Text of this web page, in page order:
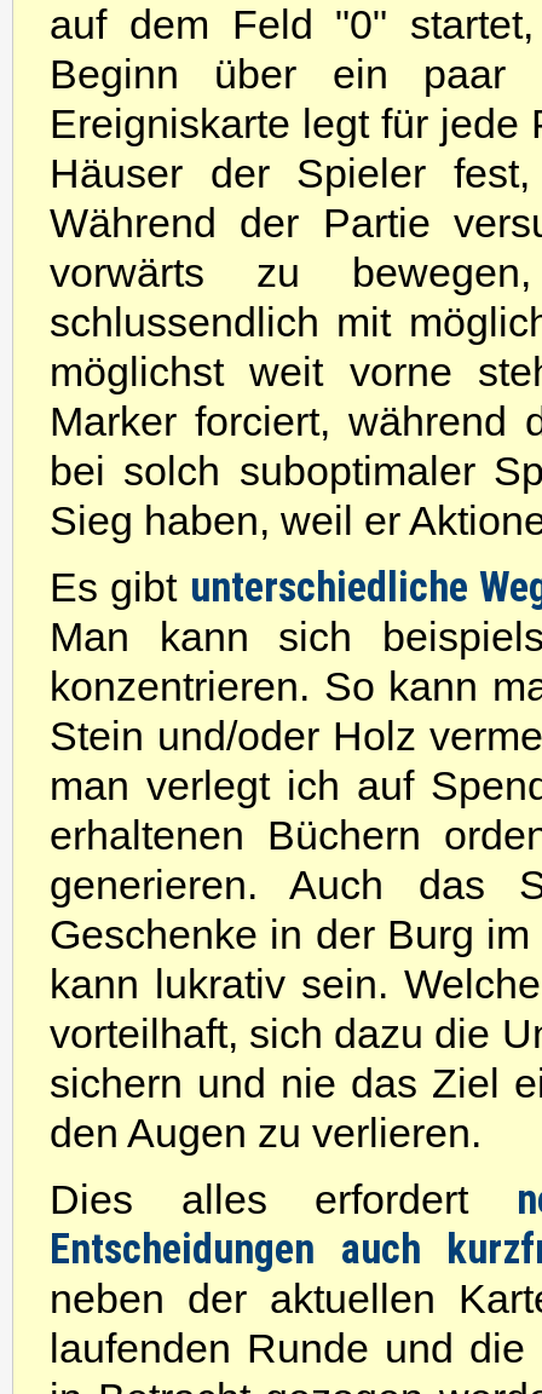
auf dem Feld "0"
Beginn über ein paar
Ereigniskarte legt für jede
Häuser der Spieler
Während der Partie
vorwärts zu
schlussendlich mit
möglichst weit vorne
Marker forciert, während
bei solch suboptimaler
Sieg haben, weil er
Es gibt unterschiedliche
Man kann sich
konzentrieren. So kann
Stein und/oder Holz
man verlegt ich auf
erhaltenen Büchern
generieren. Auch das
Geschenke in der Burg
kann lukrativ sein.
vorteilhaft, sich dazu die
sichern und nie das Ziel
den Augen zu verlieren.
Dies alles erfordert
Entscheidungen auch
neben der aktuellen
laufenden Runde und